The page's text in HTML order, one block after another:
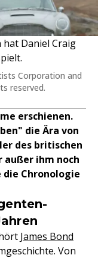
Daniel Craig
Corporation and
reserved.
erschienen.
die Ära von
des britischen
außer ihm noch
Chronologie
James Bond
Von